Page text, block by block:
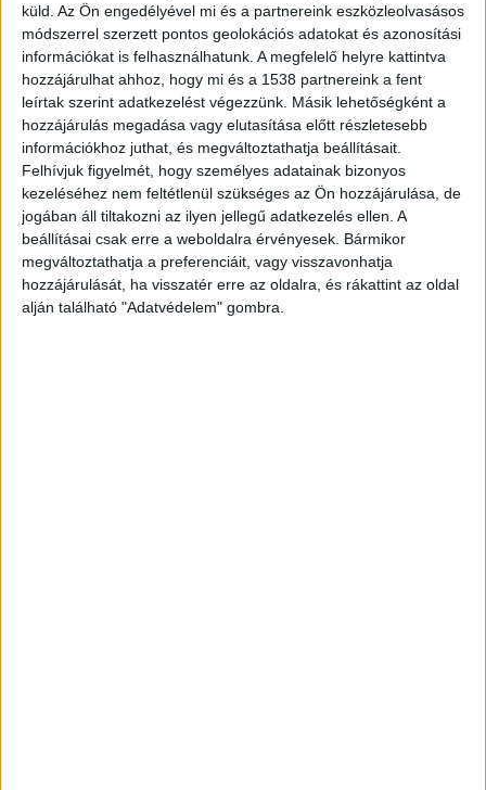
küld. Az Ön engedélyével mi és a partnereink eszközleolvasásos
módszerrel szerzett pontos geolokációs adatokat és azonosítási
információkat is felhasználhatunk. A megfelelő helyre kattintva
hozzájárulhat ahhoz, hogy mi és a 1538 partnereink a fent
leírtak szerint adatkezelést végezzünk. Másik lehetőségként a
hozzájárulás megadása vagy elutasítása előtt részletesebb
információkhoz juthat, és megváltoztathatja beállításait.
Felhívjuk figyelmét, hogy személyes adatainak bizonyos
kezeléséhez nem feltétlenül szükséges az Ön hozzájárulása, de
jogában áll tiltakozni az ilyen jellegű adatkezelés ellen. A
beállításai csak erre a weboldalra érvényesek. Bármikor
megváltoztathatja a preferenciáit, vagy visszavonhatja
hozzájárulását, ha visszatér erre az oldalra, és rákattint az oldal
alján található "Adatvédelem" gombra.
Szalagkorlátnak ütközött egy kamion az M0-s
autóút M3-as autópálya felé vezető oldalán, Gyál
környékén.